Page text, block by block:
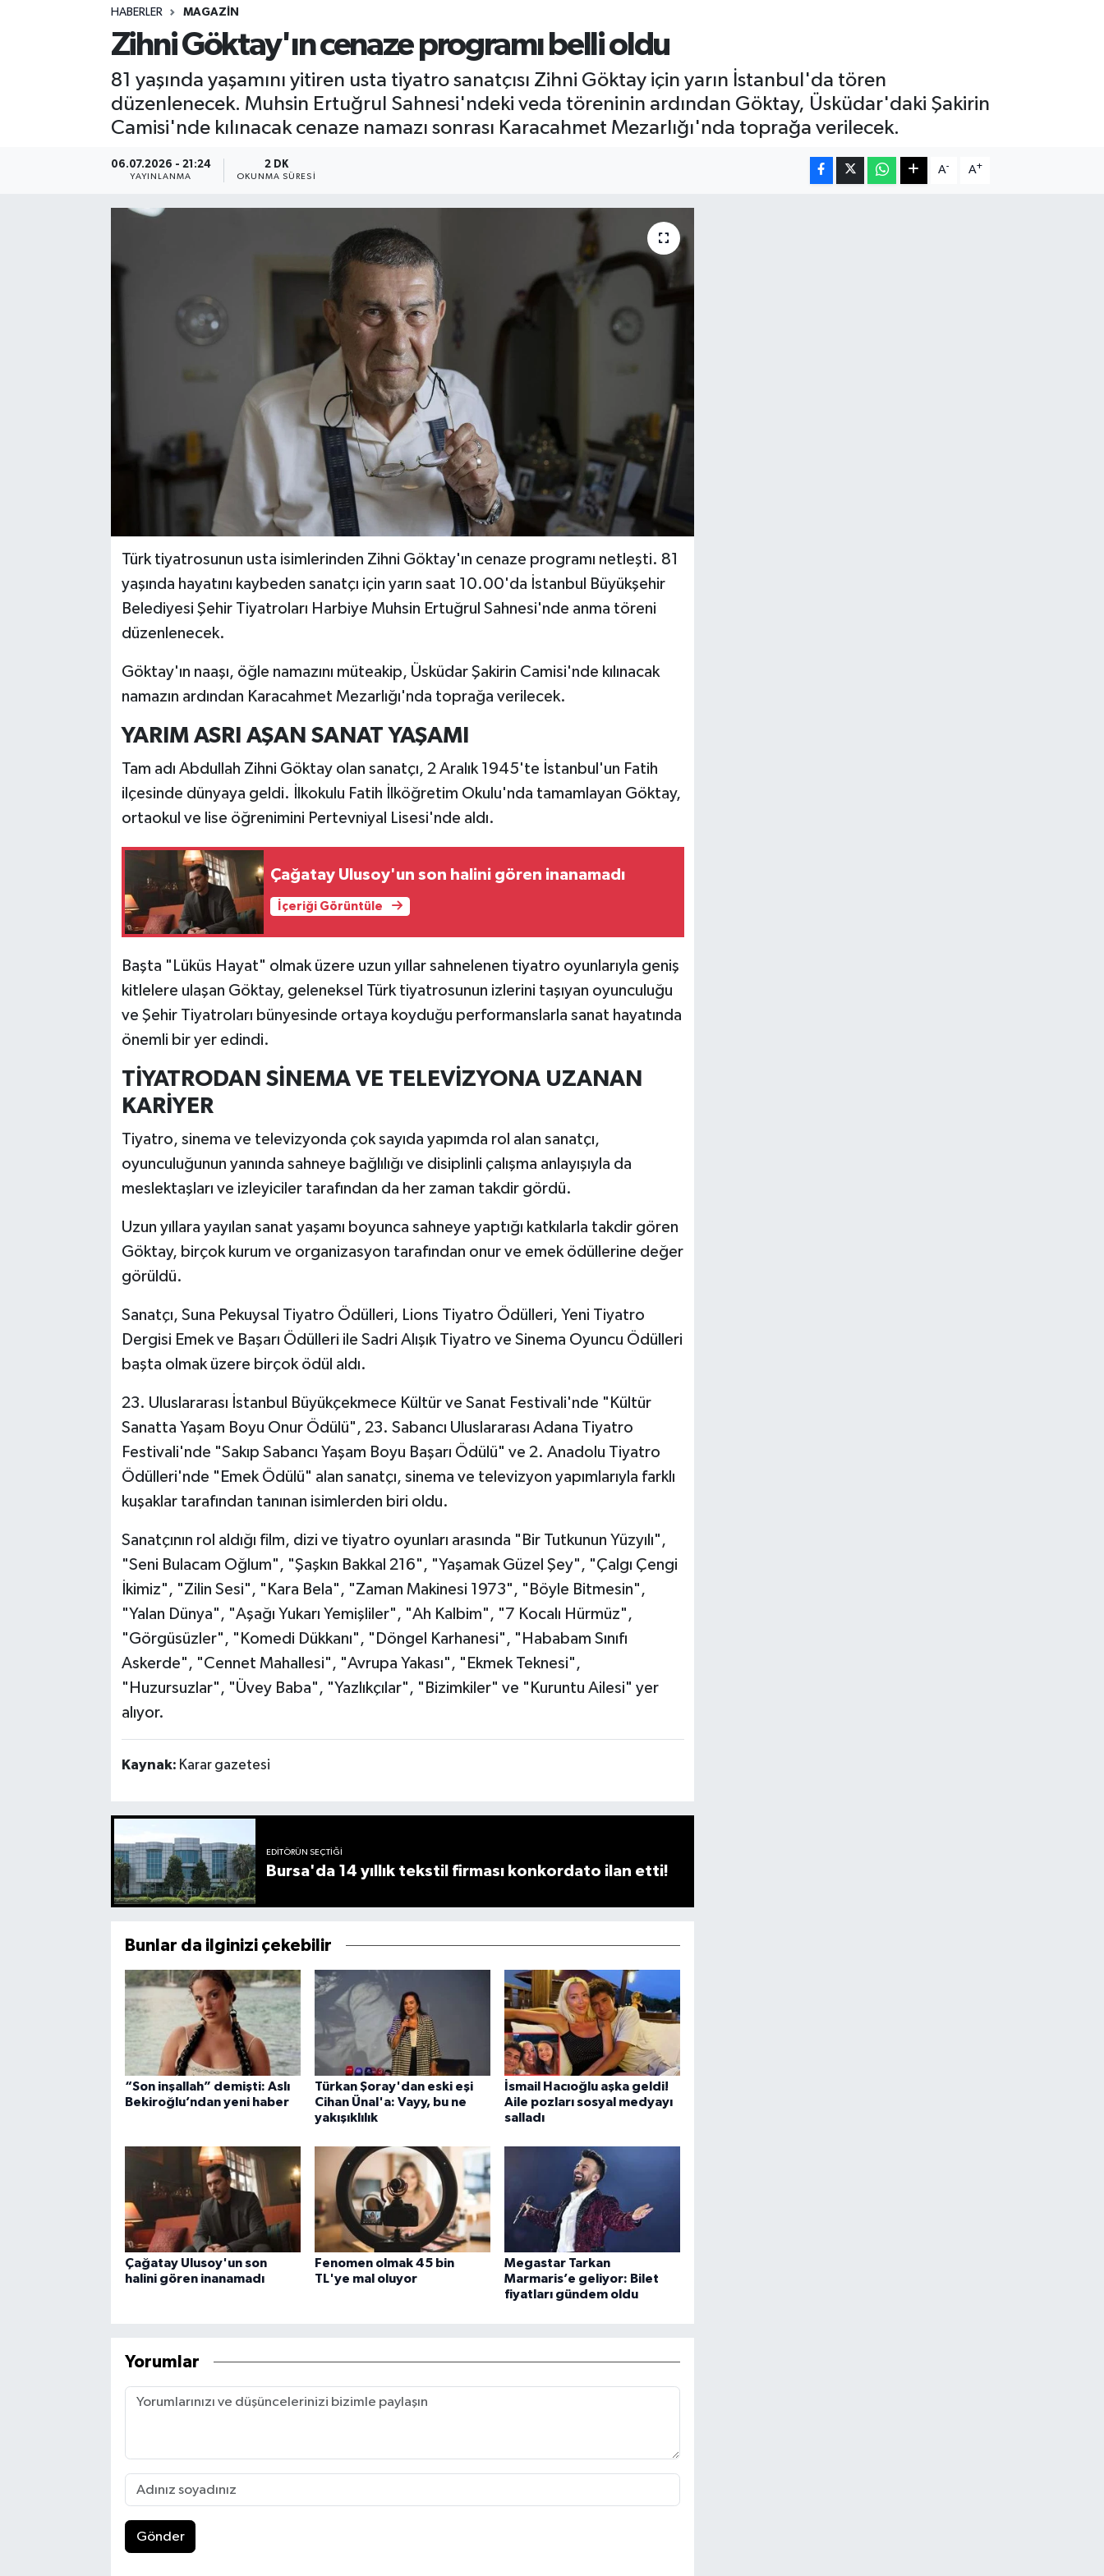
HABERLER MAGAZIN
Zihni Göktay'ın cenaze programı belli oldu
81 yaşında yaşamını yitiren usta tiyatro sanatçısı Zihni Göktay için yarın İstanbul'da tören
düzenlenecek. Muhsin Ertuğrul Sahnesi'ndeki veda töreninin ardından Göktay, Üsküdar'daki Şakirin
Camisi'nde kılınacak cenaze namazı sonrası Karacahmet Mezarlığı'nda toprağa verilecek.
06.07.2026 - 21:24
YAYINLANMA
2 DK
OKUNMA SÜRESI
A- A+
Türk tiyatrosunun usta isimlerinden Zihni Göktay'ın cenaze programı netleşti. 81
yaşında hayatını kaybeden sanatçı için yarın saat 10.00'da İstanbul Büyükşehir
Belediyesi Şehir Tiyatroları Harbiye Muhsin Ertuğrul Sahnesi'nde anma töreni
düzenlenecek.
Göktay'ın naaşı, öğle namazını müteakip, Üsküdar Şakirin Camisi'nde kılınacak
namazın ardından Karacahmet Mezarlığı'nda toprağa verilecek.
YARIM ASRI AŞAN SANAT YAŞAMI
Tam adı Abdullah Zihni Göktay olan sanatçı, 2 Aralık 1945'te İstanbul'un Fatih
ilçesinde dünyaya geldi. İlkokulu Fatih İlköğretim Okulu'nda tamamlayan Göktay,
ortaokul ve lise öğrenimini Pertevniyal Lisesi'nde aldı.
Çağatay Ulusoy'un son halini gören inanamadı
İçeriği Görüntüle
Başta "Lüküs Hayat" olmak üzere uzun yıllar sahnelenen tiyatro oyunlarıyla geniş
kitlelere ulaşan Göktay, geleneksel Türk tiyatrosunun izlerini taşıyan oyunculuğu
ve Şehir Tiyatroları bünyesinde ortaya koyduğu performanslarla sanat hayatında
önemli bir yer edindi.
TİYATRODAN SİNEMA VE TELEVİZYONA UZANAN
KARİYER
Tiyatro, sinema ve televizyonda çok sayıda yapımda rol alan sanatçı,
oyunculuğunun yanında sahneye bağlılığı ve disiplinli çalışma anlayışıyla da
meslektaşları ve izleyiciler tarafından da her zaman takdir gördü.
Uzun yıllara yayılan sanat yaşamı boyunca sahneye yaptığı katkılarla takdir gören
Göktay, birçok kurum ve organizasyon tarafından onur ve emek ödüllerine değer
görüldü.
Sanatçı, Suna Pekuysal Tiyatro Ödülleri, Lions Tiyatro Ödülleri, Yeni Tiyatro
Dergisi Emek ve Başarı Ödülleri ile Sadri Alışık Tiyatro ve Sinema Oyuncu Ödülleri
başta olmak üzere birçok ödül aldı.
23. Uluslararası İstanbul Büyükçekmece Kültür ve Sanat Festivali'nde "Kültür
Sanatta Yaşam Boyu Onur Ödülü", 23. Sabancı Uluslararası Adana Tiyatro
Festivali'nde "Sakıp Sabancı Yaşam Boyu Başarı Ödülü" ve 2. Anadolu Tiyatro
Ödülleri'nde "Emek Ödülü" alan sanatçı, sinema ve televizyon yapımlarıyla farklı
kuşaklar tarafından tanınan isimlerden biri oldu.
Sanatçının rol aldığı film, dizi ve tiyatro oyunları arasında "Bir Tutkunun Yüzyılı",
"Seni Bulacam Oğlum", "Şaşkın Bakkal 216", "Yaşamak Güzel Şey", "Çalgı Çengi
İkimiz", "Zilin Sesi", "Kara Bela", "Zaman Makinesi 1973", "Böyle Bitmesin",
"Yalan Dünya", "Aşağı Yukarı Yemişliler", "Ah Kalbim", "7 Kocalı Hürmüz",
"Görgüsüzler", "Komedi Dükkanı", "Döngel Karhanesi", "Hababam Sınıfı
Askerde", "Cennet Mahallesi", "Avrupa Yakası", "Ekmek Teknesi",
"Huzursuzlar", "Üvey Baba", "Yazlıkçılar", "Bizimkiler" ve "Kuruntu Ailesi" yer
alıyor.
Kaynak: Karar gazetesi
EDITÖRÜN SEÇTIĞI
Bursa'da 14 yıllık tekstil firması konkordato ilan etti!
Bunlar da ilginizi çekebilir
“Son inşallah” demişti: Aslı
Bekiroğlu’ndan yeni haber
Türkan Şoray'dan eski eşi
Cihan Ünal'a: Vayy, bu ne
yakışıklılık
İsmail Hacıoğlu aşka geldi!
Aile pozları sosyal medyayı
salladı
Çağatay Ulusoy'un son
halini gören inanamadı
Fenomen olmak 45 bin
TL'ye mal oluyor
Megastar Tarkan
Marmaris’e geliyor: Bilet
fiyatları gündem oldu
Yorumlar
Gönder